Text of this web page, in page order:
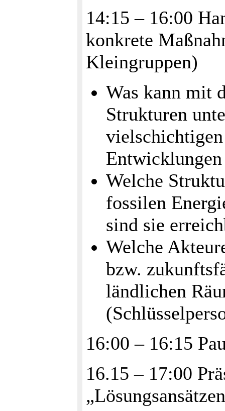
14:15 – 16:00
konkrete
Kleingruppen)
Was kann mit
Strukturen
Entwicklungen
Welche
fossilen
sind sie
Welche
bzw.
ländlichen
16:00 – 16:15
16.15 – 17:00